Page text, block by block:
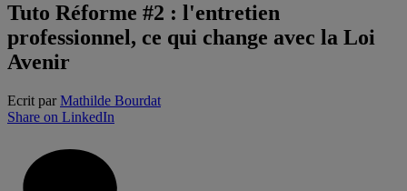
Tuto Réforme #2 : l'entretien
professionnel, ce qui change avec la Loi
Avenir
Ecrit parMathilde Bourdat
Share on LinkedIn